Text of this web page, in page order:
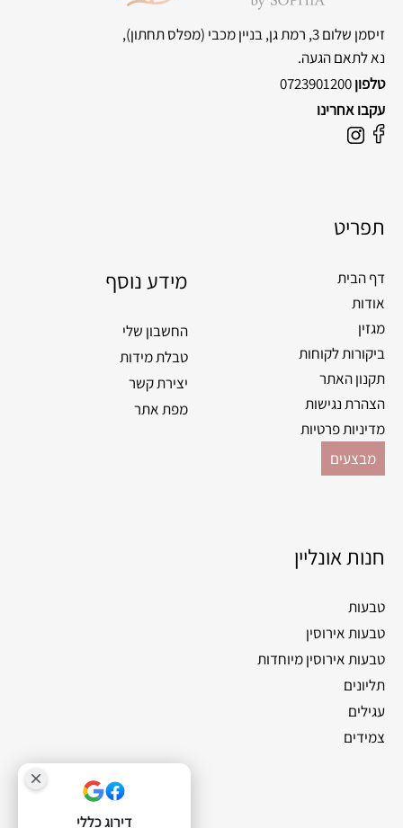
זיסמן שלום 3, רמת גן, בניין מכבי
(מפלס תחתון),
נא לתאם הגעה.
טלפון0723901200
עקבו אחרינו
F
b
o
k
I
a
r
a
m
תפריט
דף הבית
אודות
מגזין
ביקורות לקוחות
תקנון האתר
הצהרת נגישות
מדיניות פרטיות
מבצעים
מידע נוסף
החשבון שלי
טבלת מידות
יצירת קשר
מפת אתר
חנות אונליין
טבעות
טבעות אירוסין
טבעות אירוסין מיוחדות
תליונים
עגילים
צמידים
דירוג כללי